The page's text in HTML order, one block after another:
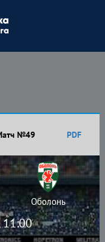
№49 PDF
11:00
Оболонь